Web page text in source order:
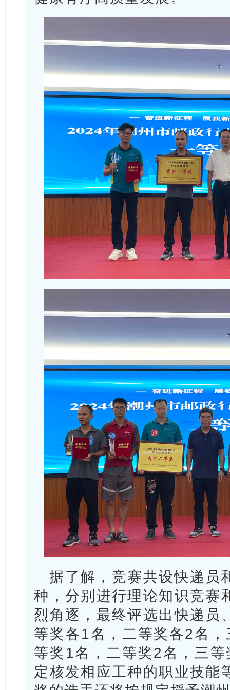
据了解，竞赛共设快递员
种，分别进行理论知识竞赛
烈角逐，最终评选出快递员
等奖各1名，二等奖各2名
等奖1名，二等奖2名，三
定核发相应工种的职业技能